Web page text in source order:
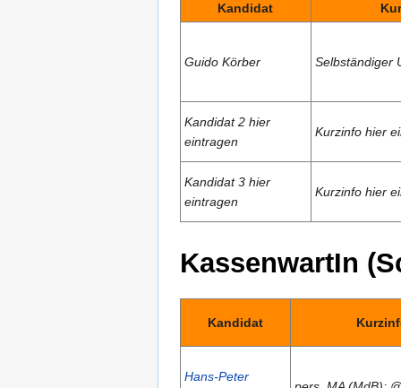
Kandidat
Guido Körber Selbständiger
Kandidat 2 hier
eintragen
Kurzinfo hier
Kandidat 3 hier
eintragen
Kurzinfo hier
KassenwartIn
Kandidat
Hans-Peter